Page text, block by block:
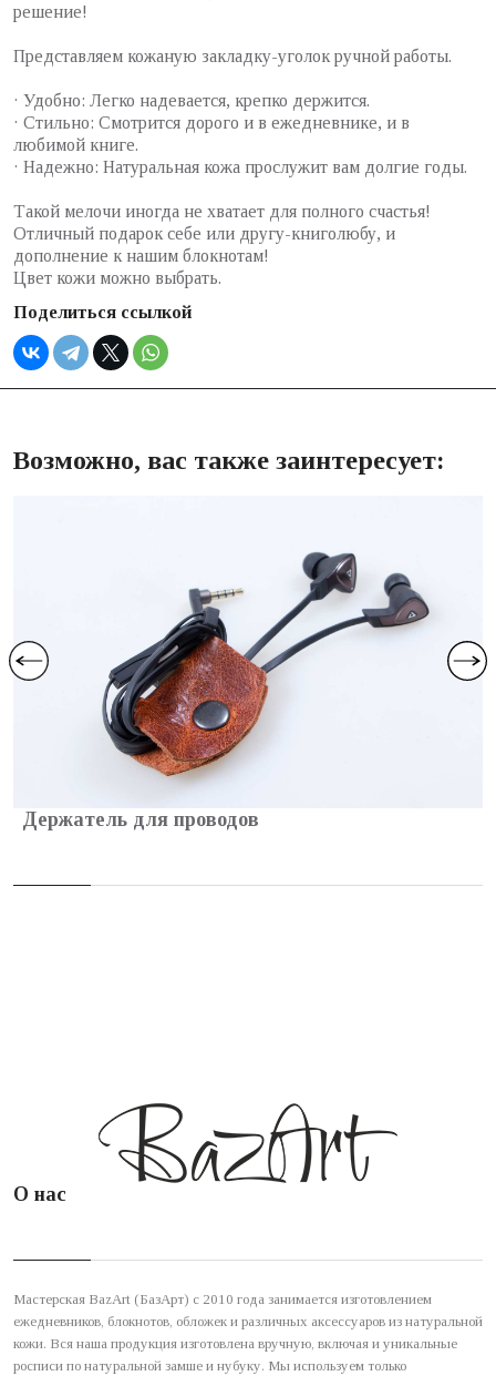
решение!
Представляем кожаную закладку-уголок ручной работы.
· Удобно: Легко надевается, крепко держится.
· Стильно: Смотрится дорого и в ежедневнике, и в
любимой книге.
· Надежно: Натуральная кожа прослужит вам долгие годы.
Такой мелочи иногда не хватает для полного счастья!
Отличный подарок себе или другу-книголюбу, и
дополнение к нашим блокнотам!
Цвет кожи можно выбрать.
Поделиться ссылкой
Возможно, вас также заинтересует:
Держатель для проводов
О нас
Мастерская BazArt (БазАрт) с 2010 года занимается изготовлением
ежедневников, блокнотов, обложек и различных аксессуаров из натуральной
кожи. Вся наша продукция изготовлена вручную, включая и уникальные
росписи по натуральной замше и нубуку. Мы используем только